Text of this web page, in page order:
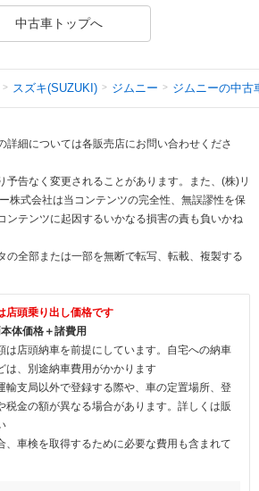
中古車トップへ
スズキ(SUZUKI) ジムニー ジムニーの中古
細については各販売店にお問い合わせくださ
告なく変更されることがあります。また、(株)リ
株式会社は当コンテンツの完全性、無誤謬性を保
ンテンツに起因するいかなる損害の責も負いかね
全部または一部を無断で転写、転載、複製する
店頭乗り出し価格です
体価格＋諸費用
店頭納車を前提にしています。自宅への納車
は、別途納車費用がかかります
支局以外で登録する際や、車の定置場所、登
税金の額が異なる場合があります。詳しくは販
車検を取得するために必要な費用も含まれて